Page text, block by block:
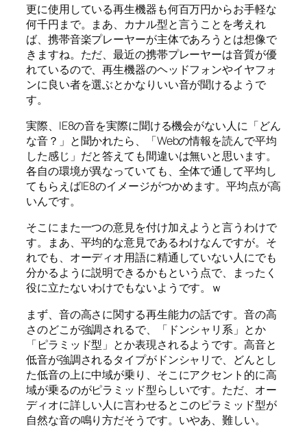
更に使用している再生機器も何百万円からお手軽な
何千円まで。まあ、カナル型と言うことを考えれ
ば、携帯音楽プレーヤーが主体であろうとは想像で
きますね。ただ、最近の携帯プレーヤーは音質が優
れているので、再生機器のヘッドフォンやイヤフォ
ンに良い者を選ぶとかなりいい音が聞けるようで
す。
実際、IE8の音を実際に聞ける機会がない人に「どん
な音？」と聞かれたら、「Webの情報を読んで平均
した感じ」だと答えても間違いは無いと思います。
各自の環境が異なっていても、全体で通して平均し
てもらえばIE8のイメージがつかめます。平均点が高
いんです。
そこにまた一つの意見を付け加えようと言うわけで
す。まあ、平均的な意見であるわけなんですが。そ
れでも、オーディオ用語に精通していない人にでも
分かるように説明できるかもという点で、まったく
役に立たないわけでもないようです。ｗ
まず、音の高さに関する再生能力の話です。音の高
さのどこが強調されるで、「ドンシャリ系」とか
「ピラミッド型」とか表現されるようです。高音と
低音が強調されるタイプがドンシャリで、どんとし
た低音の上に中域が乗り、そこにアクセント的に高
域が乗るのがピラミッド型らしいです。ただ、オー
ディオに詳しい人に言わせるとこのピラミッド型が
自然な音の鳴り方だそうです。いやあ、難しい。